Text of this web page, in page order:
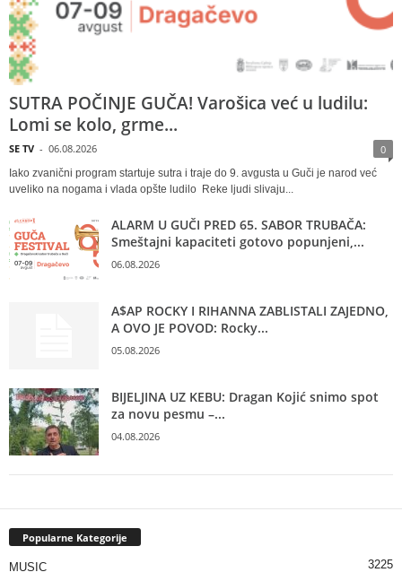
SUTRA POČINJE GUČA! Varošica već u ludilu:
Lomi se kolo, grme...
SE TV - 06.08.2026 0
Iako zvanični program startuje sutra i traje do 9. avgusta u Guči je narod već
uveliko na nogama i vlada opšte ludilo Reke ljudi slivaju...
ALARM U GUČI PRED 65. SABOR TRUBAČA:
Smeštajni kapaciteti gotovo popunjeni,...
06.08.2026
A$AP ROCKY I RIHANNA ZABLISTALI ZAJEDNO,
A OVO JE POVOD: Rocky...
05.08.2026
BIJELJINA UZ KEBU: Dragan Kojić snimo spot
za novu pesmu –...
04.08.2026
Popularne Kategorije
MUSIC 3225